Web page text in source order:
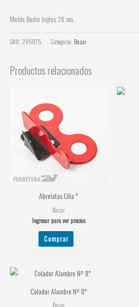
Molde Budin Ingles 28 cm.
SKU: 2V6875 Categoría: Bazar
Productos relacionados
Abrelatas Uña *
Bazar
Ingresar para ver precios
Comprar
Colador Alambre Nº 8*
Bazar